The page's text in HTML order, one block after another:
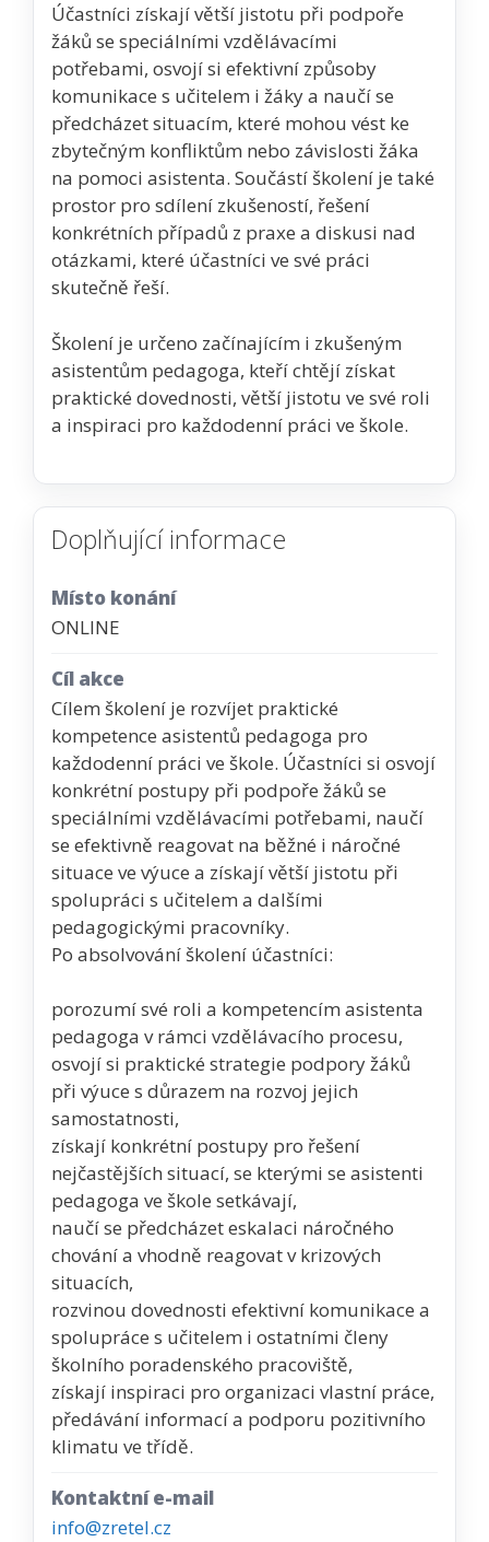
Účastníci získají větší jistotu při podpoře
žáků se speciálními vzdělávacími
potřebami, osvojí si efektivní způsoby
komunikace s učitelem i žáky a naučí se
předcházet situacím, které mohou vést ke
zbytečným konfliktům nebo závislosti žáka
na pomoci asistenta. Součástí školení je také
prostor pro sdílení zkušeností, řešení
konkrétních případů z praxe a diskusi nad
otázkami, které účastníci ve své práci
skutečně řeší.
Školení je určeno začínajícím i zkušeným
asistentům pedagoga, kteří chtějí získat
praktické dovednosti, větší jistotu ve své roli
a inspiraci pro každodenní práci ve škole.
Doplňující informace
Místo konání
ONLINE
Cíl akce
Cílem školení je rozvíjet praktické
kompetence asistentů pedagoga pro
každodenní práci ve škole. Účastníci si osvojí
konkrétní postupy při podpoře žáků se
speciálními vzdělávacími potřebami, naučí
se efektivně reagovat na běžné i náročné
situace ve výuce a získají větší jistotu při
spolupráci s učitelem a dalšími
pedagogickými pracovníky.
Po absolvování školení účastníci:
porozumí své roli a kompetencím asistenta
pedagoga v rámci vzdělávacího procesu,
osvojí si praktické strategie podpory žáků
při výuce s důrazem na rozvoj jejich
samostatnosti,
získají konkrétní postupy pro řešení
nejčastějších situací, se kterými se asistenti
pedagoga ve škole setkávají,
naučí se předcházet eskalaci náročného
chování a vhodně reagovat v krizových
situacích,
rozvinou dovednosti efektivní komunikace a
spolupráce s učitelem i ostatními členy
školního poradenského pracoviště,
získají inspiraci pro organizaci vlastní práce,
předávání informací a podporu pozitivního
klimatu ve třídě.
Kontaktní e-mail
info@zretel.cz